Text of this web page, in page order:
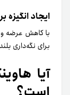
ایجاد انگیزه
با کاهش عرضه و
برای نگه‌داری
آیا